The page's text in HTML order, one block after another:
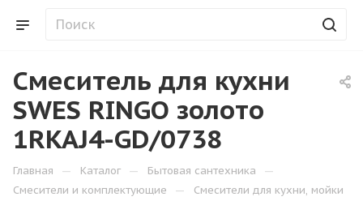
Смеситель для кухни
SWES RINGO золото
1RKAJ4-GD/0738
Главная — Каталог — Бытовая сантехника —
Смесители и комплектующие — Смесители для кухни, мойки